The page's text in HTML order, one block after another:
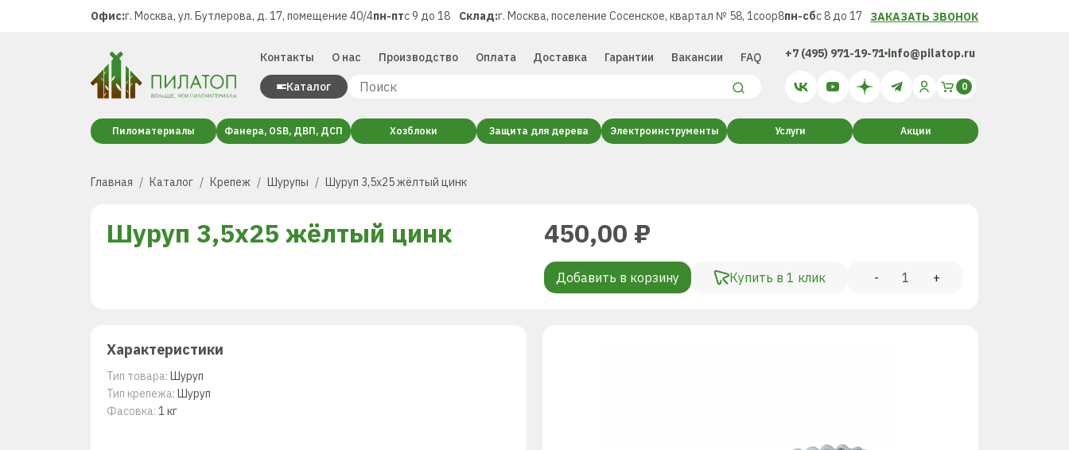
Офис:г. Москва, ул. Бутлерова, д. 17, помещение 40/4пн-птс 9 до 18 Склад:г. Москва, поселение Сосенское, квартал № 58, 1соор8пн-сбс 8 до 17 ЗАКАЗАТЬ ЗВОНОК
Контакты О нас Производство Оплата Доставка Гарантии Вакансии FAQ
Каталог
+7 (495) 971-19-71 info@pilatop.ru
Пиломатериалы Фанера, OSB, ДВП, ДСП Хозблоки Защита для дерева Электроинструменты Услуги Акции
Главная Каталог Крепеж Шурупы Шуруп 3,5х25 жёлтый цинк
Шуруп 3,5х25 жёлтый цинк 450,00 ₽
Добавить в корзину Купить в 1 клик - +
Характеристики
Тип товара: Шуруп
Тип крепежа: Шуруп
Фасовка: 1 кг